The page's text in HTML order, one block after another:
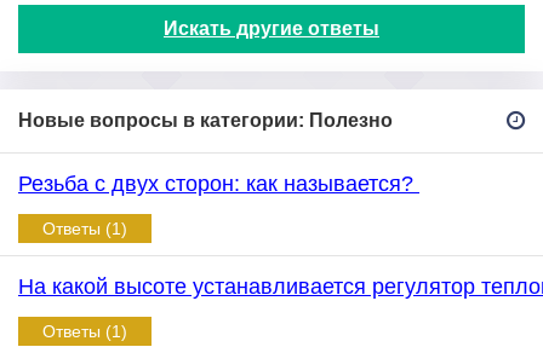
Искать другие ответы
Новые вопросы в категории: Полезно
Резьба с двух сторон: как называется?
Ответы (1)
На какой высоте устанавливается регулятор
Ответы (1)